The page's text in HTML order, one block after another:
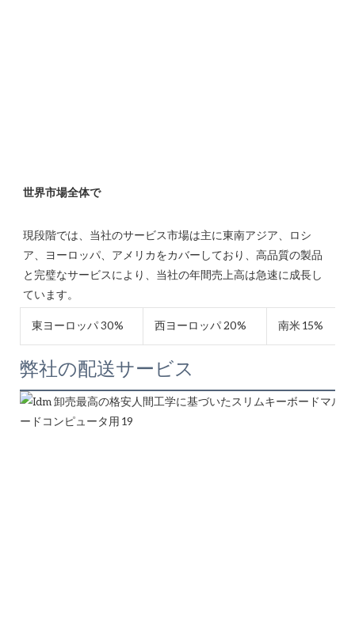
現段階では、当社のサービス市場は主に東南アジア、ロシ
ア、ヨーロッパ、アメリカをカバーしており、高品質の製品
と完璧なサービスにより、当社の年間売上高は急速に成長し
東ヨーロッパ 30% 西ヨーロッパ 20% 南米 15%
弊社の配送サービス